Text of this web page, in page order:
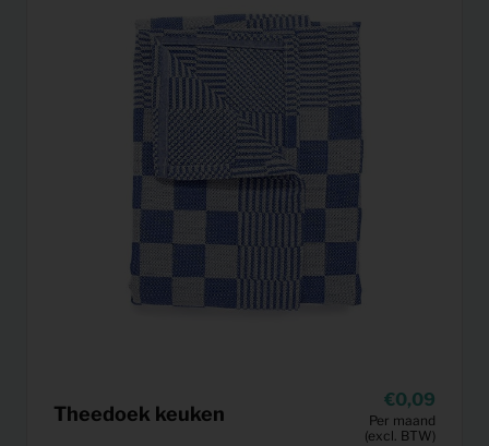
Theedoek keuken
0,09
Per maand
(excl. BTW)